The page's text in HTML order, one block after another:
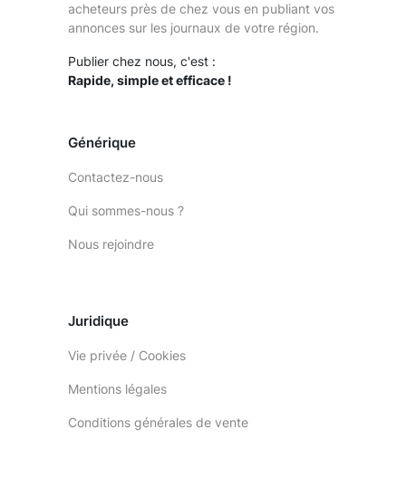
acheteurs près de chez vous en publiant vos
annonces sur les journaux de votre région.
Publier chez nous, c'est :
Rapide, simple et efficace !
Générique
Contactez-nous
Qui sommes-nous ?
Nous rejoindre
Juridique
Vie privée / Cookies
Mentions légales
Conditions générales de vente